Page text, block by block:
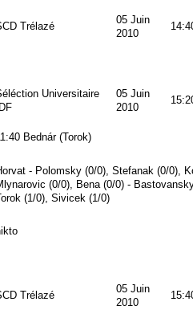
Trélazé
05 Juin
2010
Universitaire
IDF
05 Juin
2010
Bednár (Torok)
- Polomsky (0/0), Stefanak (0/0),
(0/0), Bena (0/0) -
(1/0), Sivicek (1/0)
Trélazé
05 Juin
2010